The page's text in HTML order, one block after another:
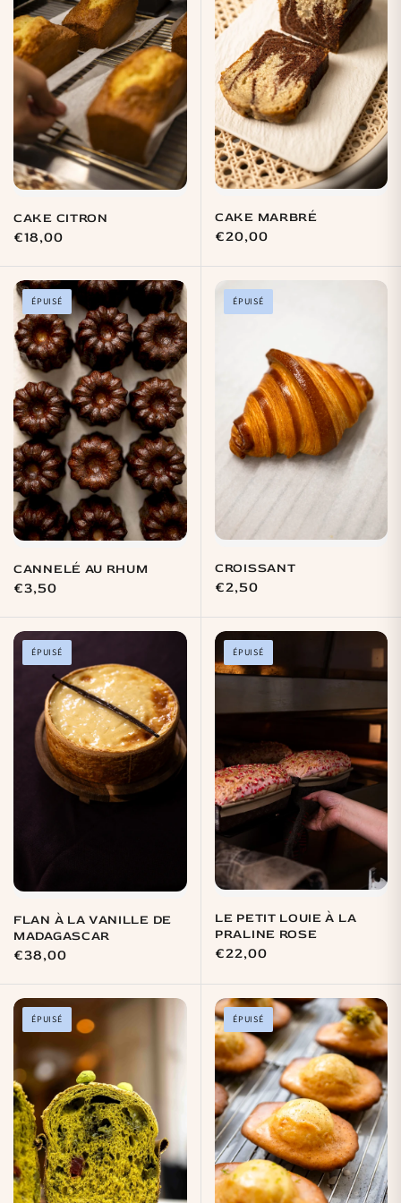
CAKE CITRON
Prix
€18,00
CAKE MARBRÉ
Prix
€20,00
ÉPUISÉ
CANNELÉ AU RHUM
Prix
€3,50
ÉPUISÉ
CROISSANT
Prix
€2,50
ÉPUISÉ
FLAN À LA VANILLE DE
MADAGASCAR
Prix
€38,00
ÉPUISÉ
LE PETIT LOUIE À LA
PRALINE ROSE
Prix
€22,00
ÉPUISÉ ÉPUISÉ